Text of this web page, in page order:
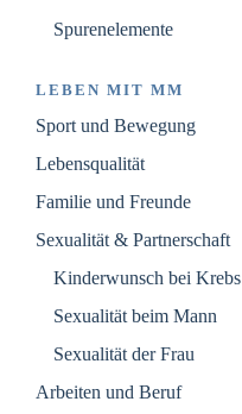
Spurenelemente
LEBEN MIT MM
Sport und Bewegung
Lebensqualität
Familie und Freunde
Sexualität & Partnerschaft
Kinderwunsch bei Krebs
Sexualität beim Mann
Sexualität der Frau
Arbeiten und Beruf